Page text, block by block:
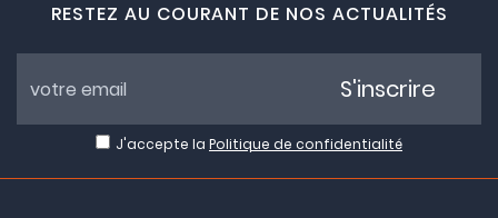
RESTEZ AU COURANT DE NOS ACTUALITÉS
J'accepte la Politique de confidentialité
S'inscrire